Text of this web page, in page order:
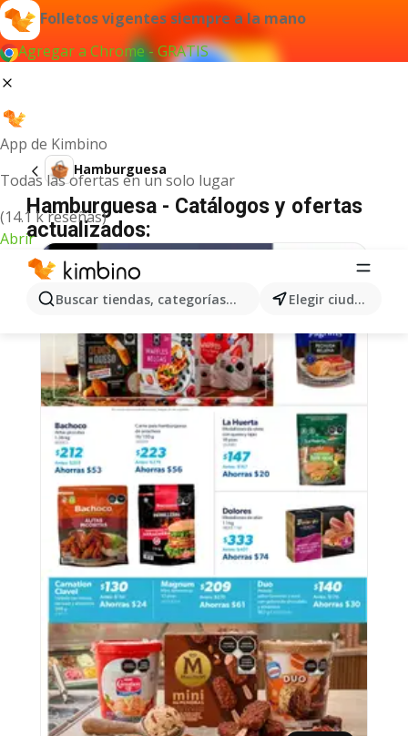
Folletos vigentes siempre a la mano
Agregar a Chrome - GRATIS
App de Kimbino
Todas las ofertas en un solo lugar
(14.1 k reseñas)
Abrir
Buscar tiendas, categorías, productos... Elegir ciudad
Hamburguesa
Hamburguesa - Catálogos y ofertas
actualizados: